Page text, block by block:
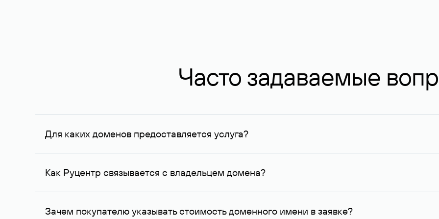
Часто задаваемые
Для каких доменов предоставляется услуга?
Услуга доступна для доменов, зарегистрированных в Руцентре и у других регистраторов. Для доменов,
Как Руцентр связывается с владельцем домена?
Для связи с владельцем домена используются его контактные данные, доступные Руцентру.
Зачем покупателю указывать стоимость доменного имени в заявке?